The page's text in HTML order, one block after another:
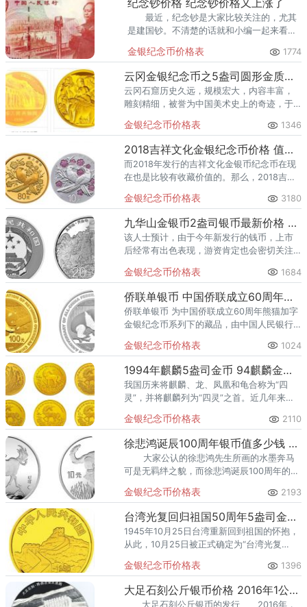
最近，纪念钞是大家比较关注的，尤其
是建国钞。不清楚的话就和小编一起来看看
纪念钞的价格行情是不错的，后面的行情还
是值得我们期待的。
金银纪念币价格表 1774
云冈金银纪念币之5盎司圆形金质纪念币
云冈石窟历史久远，规模宏大，内容丰富，
雕刻精细，被誉为中国美术史上的奇迹，于
金银纪念币价格表 1346
2018吉祥文化金银纪念币价格 值得收藏吗
而2018年发行的吉祥文化金银币纪念币在现
在也是比较有收藏价值的。那么，2018吉祥
金银纪念币价格表 3180
九华山金银币2盎司银币最新价格 真品图片
该人士预计，由于今年新发行的钱币，上市
后经常有出色表现，游资肯定也会密切关注
极可能低开高走。
金银纪念币价格表 1684
侨联单银币 中国侨联成立60周年熊猫加字金银纪念币收藏价格
侨联单银币 为中国侨联成立60周年熊猫加字
金银纪念币系列下的藏品，由中国人民银行
金银纪念币价格表 1024
1994年麒麟5盎司金币 94麒麟金银币回收价格
我国历来将麒麟、龙、凤凰和龟合称为“四
灵”，并将麒麟列为“四灵”之首。近几年来，
非常大的。鉴别时可清除部分黑色和绿锈，
新币表面呈白色者为真币。
金银纪念币价格表 2110
徐悲鸿诞辰100周年银币值多少钱 徐悲鸿诞辰3枚银币最新价格
大家公认的徐悲鸿先生所画的水墨奔马
可是无羁绊之貌，而徐悲鸿诞辰100周年的3
27克的银币
金银纪念币价格表 2193
台湾光复回归祖国50周年5盎司金币价格
1945年10月25日台湾重新回到祖国的怀抱，
从此，10月25日被正式确定为“台湾光复
1995年中国人民银行发行了一套“台湾光复回
归祖国50
金银纪念币价格表 1396
大足石刻公斤银币价格 2016年1公斤大足石刻银币最新多少钱
大足石刻公斤银币的发行 2016年，